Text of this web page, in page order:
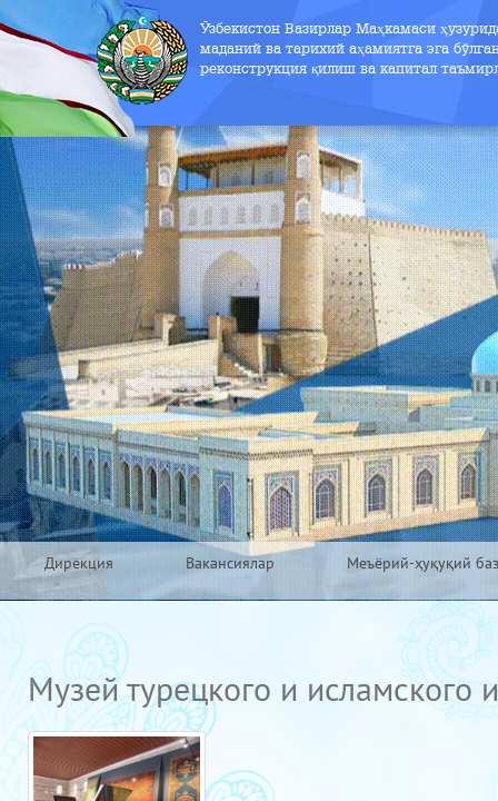
Ўзбекистон Вазирлар Маҳкамаси
маданий ва тарихий аҳамиятга эга
реконструкция қилиш ва капитал
Дирекция Вакансиялар Меъёрий-ҳуқуқий
Музей турецкого и исламского